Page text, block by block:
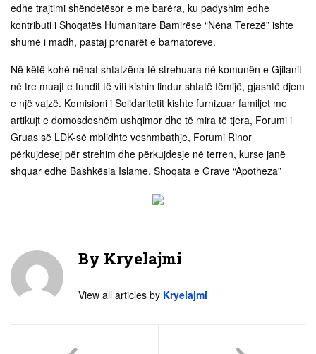
edhe trajtimi shëndetësor e me barëra, ku padyshim edhe
kontributi i Shoqatës Humanitare Bamirëse “Nëna Terezë” ishte
shumë i madh, pastaj pronarët e barnatoreve.
Në këtë kohë nënat shtatzëna të strehuara në komunën e Gjilanit
në tre muajt e fundit të viti kishin lindur shtatë fëmijë, gjashtë djem
e një vajzë. Komisioni i Solidaritetit kishte furnizuar familjet me
artikujt e domosdoshëm ushqimor dhe të mira të tjera, Forumi i
Gruas së LDK-së mblidhte veshmbathje, Forumi Rinor
përkujdesej për strehim dhe përkujdesje në terren, kurse janë
shquar edhe Bashkësia Islame, Shoqata e Grave “Apotheza”
By Kryelajmi
View all articles by Kryelajmi